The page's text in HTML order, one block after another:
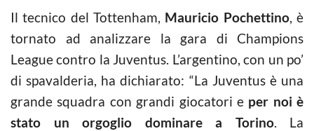
Il tecnico del Tottenham, Mauricio Pochettino, è
tornato ad analizzare la gara di Champions
League contro la Juventus. L’argentino, con un po’
di spavalderia, ha dichiarato: “La Juventus è una
grande squadra con grandi giocatori e per noi è
stato un orgoglio dominare a Torino. La